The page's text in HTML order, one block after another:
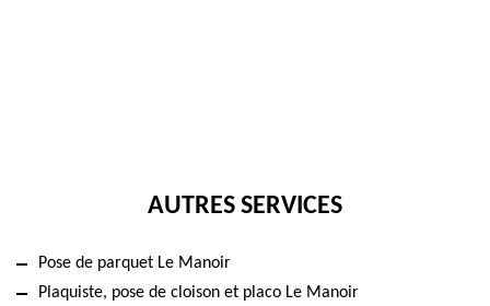
AUTRES SERVICES
Pose de parquet Le Manoir
Plaquiste, pose de cloison et placo Le Manoir